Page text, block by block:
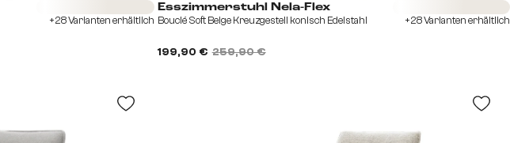
Sofort versandfertig
+28 Varianten erhältlich
Esszimmerstuhl Nela-Flex
Bouclé Soft Beige Kreuzgestell konisch Edelstahl
199,90 € 259,90 €
Sofort versandfertig
+28 Varianten erhältlich